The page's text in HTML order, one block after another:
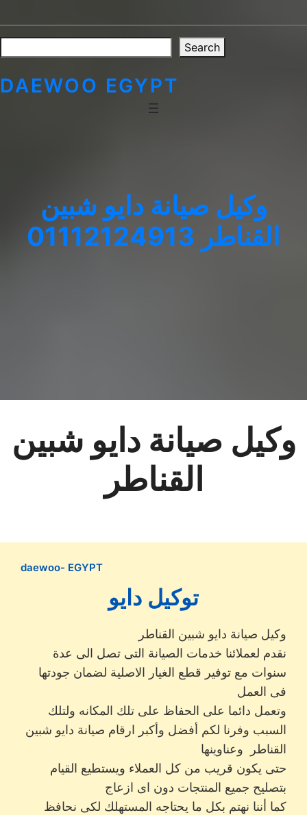
to
content
Search
DAEWOO EGYPT
وكيل صيانة دايو شبين
القناطر 01112124913
وكيل صيانة دايو شبين
القناطر
daewoo- EGYPT
توكيل دايو
وكيل صيانة دايو شبين القناطر
نقدم لعملائنا خدمات الصيانة التى تصل الى عدة
سنوات مع توفير قطع الغيار الاصلية لضمان جودتها
فى العمل
وتعمل دائما على الحفاظ على تلك المكانه ولتلك
السبب وفرنا لكم أفضل وأكبر ارقام صيانة دايو شبين
القناطر وعناوينها
حتى يكون قريب من كل العملاء ويستطيع القيام
بتصليح جميع المنتجات دون اى ازعاج
كما أننا نهتم بكل ما يحتاجه المستهلك لكى نحافظ